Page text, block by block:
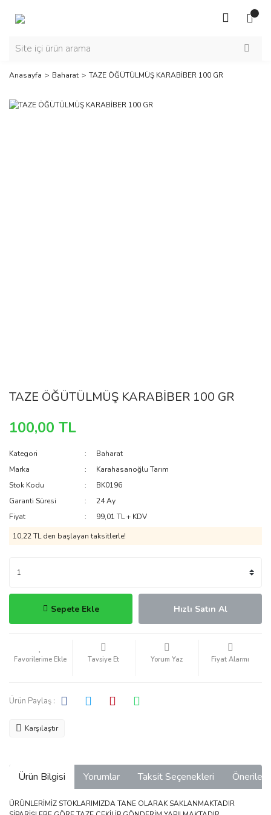
Anasayfa Baharat TAZE ÖĞÜTÜLMÜŞ KARABİBER 100 GR
TAZE ÖĞÜTÜLMÜŞ KARABİBER 100 GR
100,00 TL
Kategori
Baharat
Marka
Karahasanoğlu Tarım
Stok Kodu
BK0196
Garanti Süresi
24 Ay
Fiyat
99,01 TL + KDV
10,22 TL den başlayan taksitlerle!
Sepete Ekle Hızlı Satın Al
Tavsiye Et Yorum Yaz Fiyat Alarmı
Ürün Paylaş :
Karşılaştır
Ürün Bilgisi Yorumlar Taksit Seçenekleri
ÜRÜNLERİMİZ STOKLARIMIZDA TANE OLARAK SAKLANMAKTADIR